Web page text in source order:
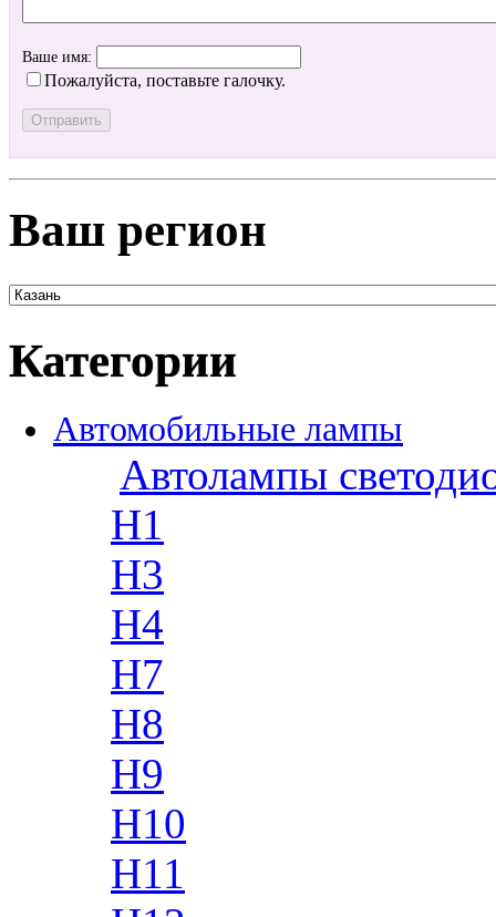
Ваше имя:
Пожалуйста, поставьте галочку.
Ваш регион
Категории
Автомобильные лампы
Автолампы
H1
H3
H4
H7
H8
H9
H10
H11